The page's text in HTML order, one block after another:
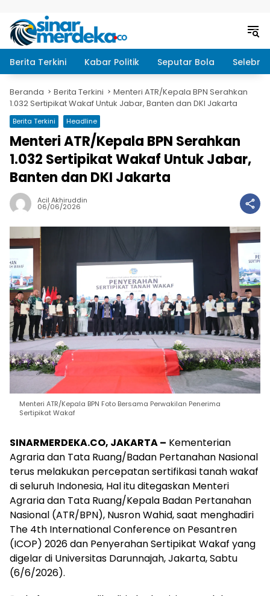
Berita Terkini Kabar Politik Seputar Bola
Beranda Berita Terkini
Menteri ATR/Kepala BPN Serahkan
1.032 Sertipikat Wakaf Untuk Jabar, Banten dan DKI Jakarta
Berita Terkini Headline
Menteri ATR/Kepala BPN Serahkan
1.032 Sertipikat Wakaf Untuk Jabar,
Banten dan DKI Jakarta
Acil Akhiruddin
06/06/2026
Menteri ATR/Kepala BPN Foto Bersama Perwakilan Penerima
Sertipikat Wakaf
SINARMERDEKA.CO, JAKARTA – Kementerian
Agraria dan Tata Ruang/Badan Pertanahan Nasional
terus melakukan percepatan sertifikasi tanah wakaf
di seluruh Indonesia, Hal itu ditegaskan Menteri
Agraria dan Tata Ruang/Kepala Badan Pertanahan
Nasional (ATR/BPN), Nusron Wahid, saat menghadiri
The 4th International Conference on Pesantren
(ICOP) 2026 dan Penyerahan Sertipikat Wakaf yang
digelar di Universitas Darunnajah, Jakarta, Sabtu
(6/6/2026).